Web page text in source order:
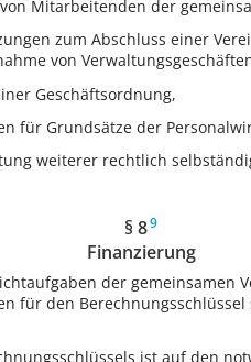
Mitarbeitenden der
zum Abschluss einer
von
Geschäftsordnung,
für Grundsätze der
weiterer rechtlich
§ 89
Finanzierung
der gemeinsamen
für den
ist auf den